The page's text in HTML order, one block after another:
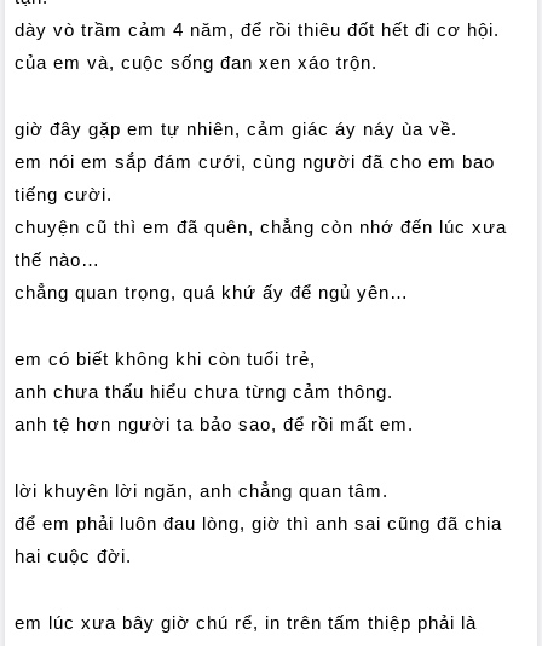
dày vò trầm cảm 4 năm, để rồi thiêu đốt hết đi cơ hội.
của em và, cuộc sống đan xen xáo trộn.
giờ đây gặp em tự nhiên, cảm giác áy náy ùa về.
em nói em sắp đám cưới, cùng người đã cho em bao
tiếng cười.
chuyện cũ thì em đã quên, chẳng còn nhớ đến lúc xưa
thế nào…
chẳng quan trọng, quá khứ ấy để ngủ yên…
em có biết không khi còn tuổi trẻ,
anh chưa thấu hiểu chưa từng cảm thông.
anh tệ hơn người ta bảo sao, để rồi mất em.
lời khuyên lời ngăn, anh chẳng quan tâm.
để em phải luôn đau lòng, giờ thì anh sai cũng đã chia
hai cuộc đời.
em lúc xưa bây giờ chú rể, in trên tấm thiệp phải là